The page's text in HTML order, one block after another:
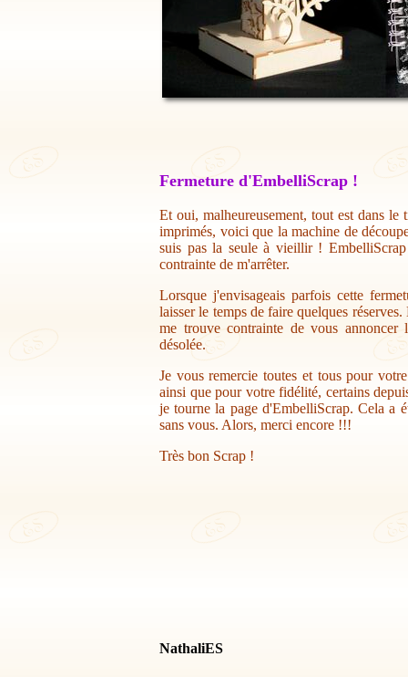
Fermeture d'EmbelliScrap !
Et oui, malheureusement, tout est dans
imprimés, voici que la machine de
suis pas la seule à vieillir !
contrainte de m'arrêter.
Lorsque j'envisageais parfois cette
laisser le temps de faire quelques
me trouve contrainte de vous annoncer
désolée.
Je vous remercie toutes et tous pour
ainsi que pour votre fidélité, certains
je tourne la page d'EmbelliScrap. Cela a
sans vous. Alors, merci encore !!!
Très bon Scrap !
NathaliES